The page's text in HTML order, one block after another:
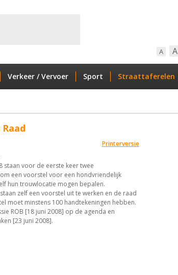
A A
Verkeer / Vervoer Sport Straattaferelen
Printerversie
staan voor de eerste keer twee
een voorstel voor een hondvriendelijk
hun trouwlocatie mogen bepalen.
zelf een voorstel uit te werken en de raad
moet minstens 100 handtekeningen hebben.
ROB [18 juni 2008] op de agenda en
[23 juni 2008].